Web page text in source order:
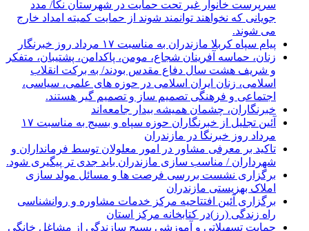
سرپرست خانوار غیر تحت حمایت در شهرستان نکا/ مدد
جویانی که نخواهند توانمند شوند از حمایت کمیته امداد خارج
می شوند.
پیام سپاه کربلا مازندران به مناسبت ۱۷ مرداد روز خبرنگار
زنان، حماسه آفرینان شجاع، مومن، پاکدامن، پشتیبان، متفکر
و شریف هشت سال دفاع مقدس بودند/ به برکت انقلاب
اسلامی، زنان ایران اسلامی در حوزه های علمی، سیاسی،
اجتماعی و فرهنگی تصمیم ساز و تصمیم گیر هستند.
خبرنگاران، چشمان همیشه بیدار جامعه‌اند
آئین تجلیل از خبرنگاران حوزه سپاه و بسیج به مناسبت ۱۷
مرداد روز خبرنگا در مازندران
تاکید بر معرفی مشاور در امور معلولان توسط فرمانداران و
شهرداران / مناسب سازی مازندران باید جدی تر پیگیری شود.
برگزاری نشست بررسی فرصت ها و مسائل مولد سازی
املاک بهزیستی مازندران
برگزاری آئین افتتاحیه مرکز خدمات مشاوره و روانشناسی
راه زندگی (رز)در کتابخانه مرکز استان
حمایت تسهیلاتی و آموزشی بسیج سازندگی از مشاغل خانگی